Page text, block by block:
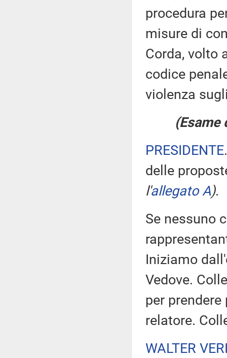
procedura
misure di
Corda, volto
codice
violenza
PRESIDENTE
delle
l'allegato A).
Se nessuno
Iniziamo
Vedove.
per
relatore.
WALTER